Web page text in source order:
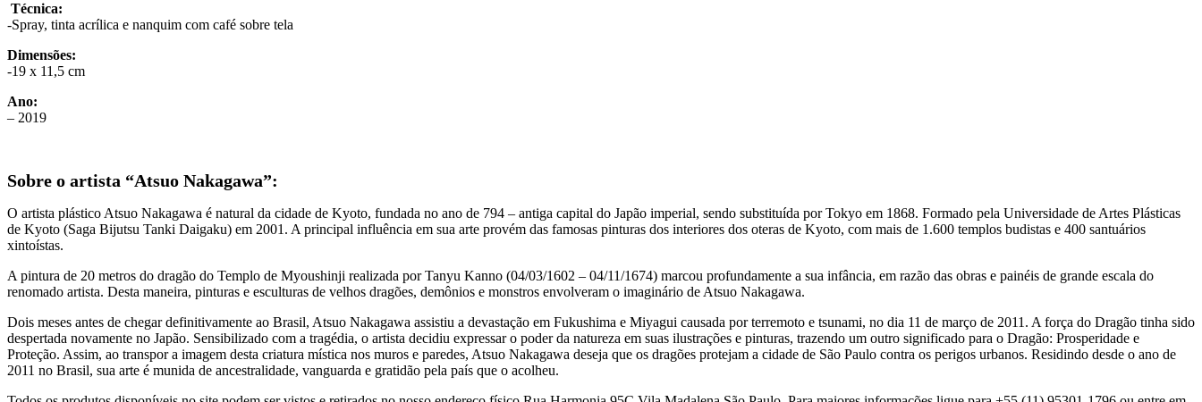
Técnica:
-Spray, tinta acrílica e nanquim com café sobre tela
Dimensões:
-19 x 11,5 cm
Ano:
– 2019
Sobre o artista “Atsuo Nakagawa”:
O artista plástico Atsuo Nakagawa é natural da cidade de Kyoto, fundada no ano de 794 – antiga capital do Japão imperial, sendo substituída por Tokyo em 1868. Formado pela Universidade de Artes Plásticas
de Kyoto (Saga Bijutsu Tanki Daigaku) em 2001. A principal influência em sua arte provém das famosas pinturas dos interiores dos oteras de Kyoto, com mais de 1.600 templos budistas e 400 santuários
xintoístas.
A pintura de 20 metros do dragão do Templo de Myoushinji realizada por Tanyu Kanno (04/03/1602 – 04/11/1674) marcou profundamente a sua infância, em razão das obras e painéis de grande escala do
renomado artista. Desta maneira, pinturas e esculturas de velhos dragões, demônios e monstros envolveram o imaginário de Atsuo Nakagawa.
Dois meses antes de chegar definitivamente ao Brasil, Atsuo Nakagawa assistiu a devastação em Fukushima e Miyagui causada por terremoto e tsunami, no dia 11 de março de 2011. A força do Dragão tinha sido
despertada novamente no Japão. Sensibilizado com a tragédia, o artista decidiu expressar o poder da natureza em suas ilustrações e pinturas, trazendo um outro significado para o Dragão: Prosperidade e
Proteção. Assim, ao transpor a imagem desta criatura mística nos muros e paredes, Atsuo Nakagawa deseja que os dragões protejam a cidade de São Paulo contra os perigos urbanos. Residindo desde o ano de
2011 no Brasil, sua arte é munida de ancestralidade, vanguarda e gratidão pela país que o acolheu.